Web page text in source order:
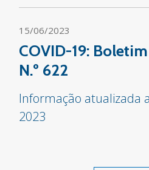
15/06/2023
COVID-19:
N.º 622
Informação atualizada
2023